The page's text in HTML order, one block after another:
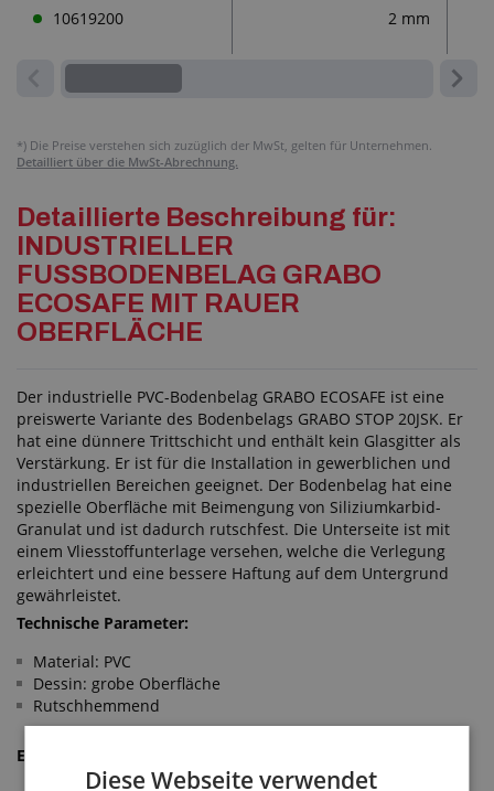
10619200 2 mm
*) Die Preise verstehen sich zuzüglich der MwSt, gelten für Unternehmen.
Detailliert über die MwSt-Abrechnung.
Detaillierte Beschreibung für:
INDUSTRIELLER
FUSSBODENBELAG GRABO
ECOSAFE MIT RAUER
OBERFLÄCHE
Der industrielle PVC-Bodenbelag GRABO ECOSAFE ist eine
preiswerte Variante des Bodenbelags GRABO STOP 20JSK. Er
hat eine dünnere Trittschicht und enthält kein Glasgitter als
Verstärkung. Er ist für die Installation in gewerblichen und
industriellen Bereichen geeignet. Der Bodenbelag hat eine
spezielle Oberfläche mit Beimengung von Siliziumkarbid-
Granulat und ist dadurch rutschfest. Die Unterseite ist mit
einem Vliesstoffunterlage versehen, welche die Verlegung
erleichtert und eine bessere Haftung auf dem Untergrund
gewährleistet.
Technische Parameter:
Material: PVC
Dessin: grobe Oberfläche
Rutschhemmend
Erfüllt die Normen:
Diese Webseite verwendet